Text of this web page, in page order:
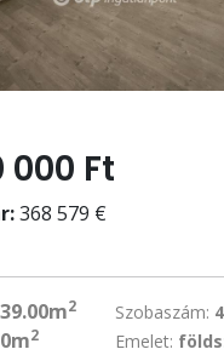
000 Ft
368 579 €
2
0m2
Szobaszám: 4
Emelet: